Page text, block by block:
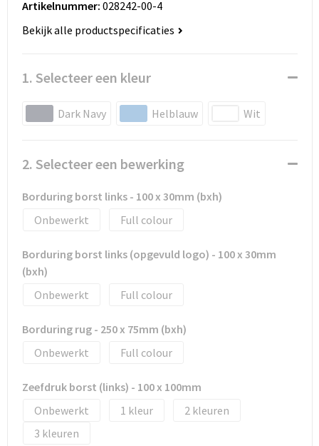
ICT
Reizen & recreatie
Scholen & Verenigingen
Zakelijke dienstverlening
Huis, Tuin en Dier
Geboorte, kinderen en speelgoed
Landbouw
Safety
Schrijfwaren
Sport en Recreatie
Tassen en Rugzakken
Verzorging en Wellness
Vrije tijd en reizen
Bodywarmers en vesten
Dekens, Fleecedekens en Kussens
Fluo - Veiligheid
Jassen
Kinderen
Kledingaccessoires
Ondergoed, Sokken en Nachtkleding
Peuters en Baby's
Sport
Eco gifts
Reizen & Recreatie
Scholen & Vereniging
Wellness en zorg
Artikelnummer: 028242-00-4
Bekijk alle productspecificaties
1. Selecteer een kleur
Dark Navy Helblauw Wit
2. Selecteer een bewerking
Borduring borst links - 100 x 30mm (bxh)
Onbewerkt
Full colour
Borduring borst links (opgevuld logo) - 100 x 30mm
(bxh)
Onbewerkt
Full colour
Borduring rug - 250 x 75mm (bxh)
Onbewerkt
Full colour
Zeefdruk borst (links) - 100 x 100mm
Onbewerkt
1
2
3